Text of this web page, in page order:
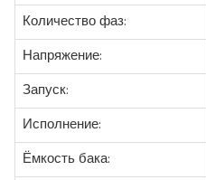
Количество фаз:
Напряжение:
Запуск:
Исполнение:
Ёмкость бака: